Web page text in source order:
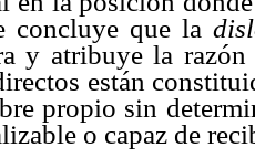
concluye que la
y atribuye la
están
propio sin
o capaz de